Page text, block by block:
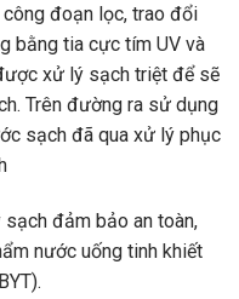
đoạn lọc, trao đổi
bằng tia cực tím UV và
xử lý sạch triệt để sẽ
Trên đường ra sử dụng
sạch đã qua xử lý phục
đảm bảo an toàn,
nước uống tinh khiết